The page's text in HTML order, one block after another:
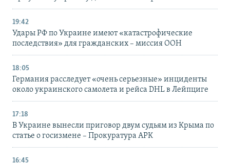
19:42
Удары РФ по Украине имеют «катастрофические
последствия» для гражданских – миссия ООН
18:05
Германия расследует «очень серьезные» инциденты
около украинского самолета и рейса DHL в Лейпциге
17:18
В Украине вынесли приговор двум судьям из Крыма по
статье о госизмене – Прокуратура АРК
16:45